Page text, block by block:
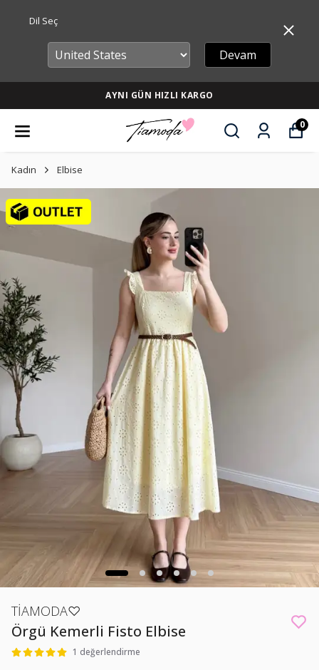
Dil Seç
Devam
AYNI GÜN HIZLI KARGO
0
Kadın Elbise
TİAMODA♡
Örgü Kemerli Fisto Elbise
1 değerlendirme